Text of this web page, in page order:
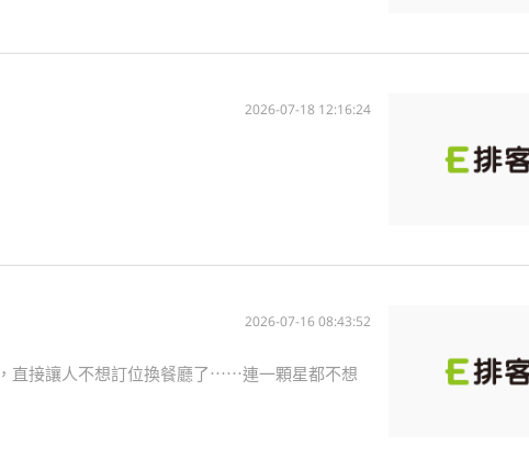
2026-07-18 12:16:24
2026-07-16 08:43:52
直接讓人不想訂位換餐廳了⋯⋯連一顆星都不想